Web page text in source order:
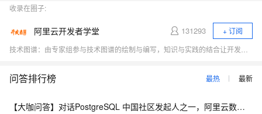
收录在圈子:
阿里云开发者学堂 131293
+ 订阅
问答排行榜 最热 最新
【大咖问答】对话PostgreSQL 中国社区发起人之一，阿里云数据库高级专家 德哥